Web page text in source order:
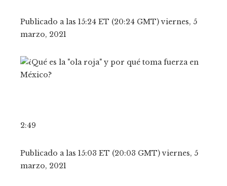
Publicado a las 15:24 ET (20:24 GMT) viernes, 5
marzo, 2021
2:49
Publicado a las 15:03 ET (20:03 GMT) viernes, 5
marzo, 2021